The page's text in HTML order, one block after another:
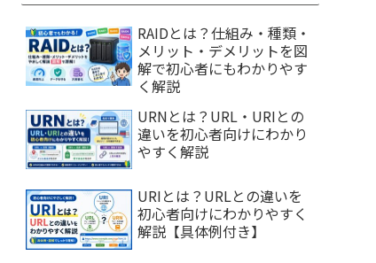
RAIDとは？仕組み・種類・
メリット・デメリットを図
解で初心者にもわかりやす
く解説
URNとは？URL・URIとの
違いを初心者向けにわかり
やすく解説
URIとは？URLとの違いを
初心者向けにわかりやすく
解説【具体例付き】